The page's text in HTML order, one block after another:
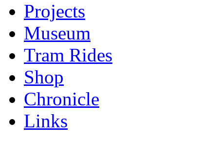
Projects
Museum
Tram Rides
Shop
Chronicle
Links